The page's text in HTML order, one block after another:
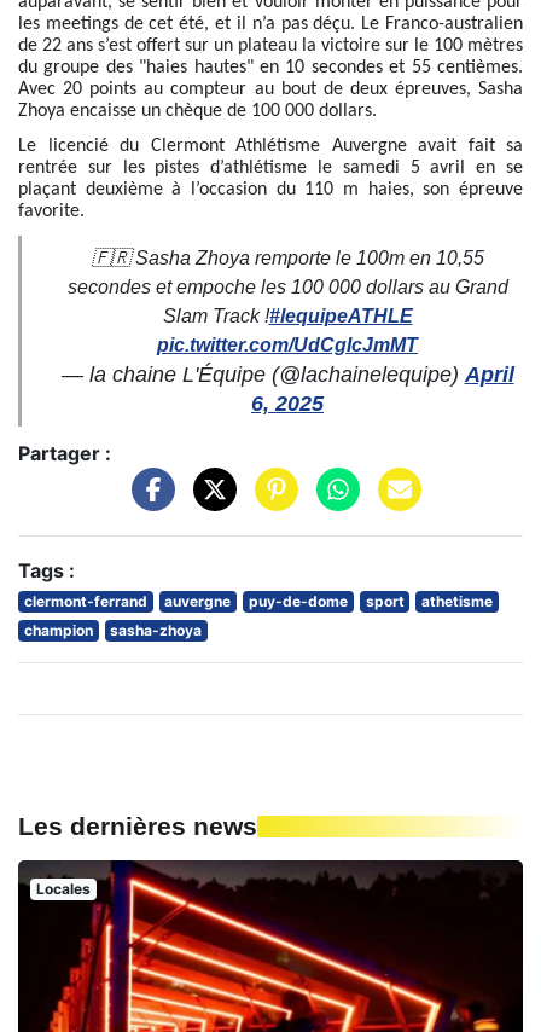
les meetings de cet été, et il n’a pas déçu. Le Franco-australien
de 22 ans s’est offert sur un plateau la victoire sur le 100 mètres
du groupe des "haies hautes" en 10 secondes et 55 centièmes.
Avec 20 points au compteur au bout de deux épreuves, Sasha
Zhoya encaisse un chèque de 100 000 dollars.
Le licencié du Clermont Athlétisme Auvergne avait fait sa
rentrée sur les pistes d’athlétisme le samedi 5 avril en se
plaçant deuxième à l’occasion du 110 m haies, son épreuve
favorite.
🇫🇷 Sasha Zhoya remporte le 100m en 10,55
secondes et empoche les 100 000 dollars au Grand
Slam Track !#lequipeATHLE
pic.twitter.com/UdCgIcJmMT
— la chaine L'Équipe (@lachainelequipe) April
6, 2025
Partager :
Tags :
clermont-ferrand auvergne puy-de-dome sport
athetisme
champion
sasha-zhoya
Les dernières news
Locales